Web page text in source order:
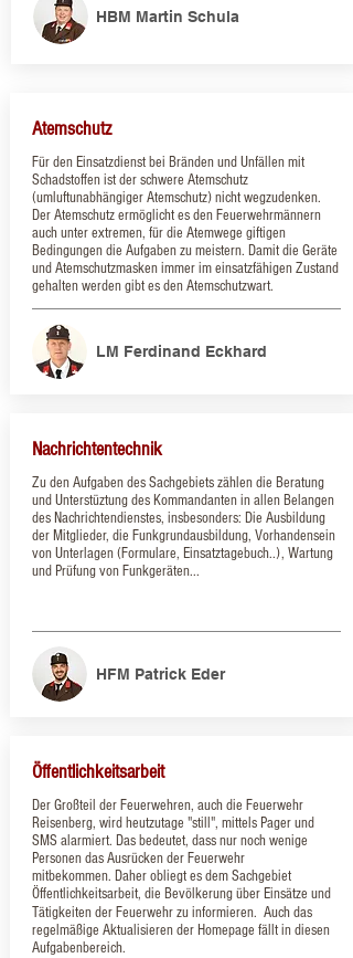
HBM Martin Schula
Atemschutz
​Für den Einsatzdienst bei Bränden und Unfällen mit
Schadstoffen ist der schwere Atemschutz
(umluftunabhängiger Atemschutz) nicht wegzudenken.
Der Atemschutz ermöglicht es den Feuerwehrmännern
auch unter extremen, für die Atemwege giftigen
Bedingungen die Aufgaben zu meistern. Damit die Geräte
und Atemschutzmasken immer im einsatzfähigen Zustand
gehalten werden gibt es den Atemschutzwart.
LM Ferdinand Eckhard
Nachrichtentechnik
​Zu den Aufgaben des Sachgebiets zählen die Beratung
und Unterstüztung des Kommandanten in allen Belangen
des Nachrichtendienstes, insbesonders: Die Ausbildung
der Mitglieder, die Funkgrundausbildung, Vorhandensein
von Unterlagen (Formulare, Einsatztagebuch..), Wartung
und Prüfung von Funkgeräten...
HFM Patrick Eder
Öffentlichkeitsarbeit
​Der Großteil der Feuerwehren, auch die Feuerwehr
Reisenberg, wird heutzutage "still", mittels Pager und
SMS alarmiert. Das bedeutet, dass nur noch wenige
Personen das Ausrücken der Feuerwehr
mitbekommen. Daher obliegt es dem Sachgebiet
Öffentlichkeitsarbeit, die Bevölkerung über Einsätze und
Tätigkeiten der Feuerwehr zu informieren. Auch das
regelmäßige Aktualisieren der Homepage fällt in diesen
Aufgabenbereich.